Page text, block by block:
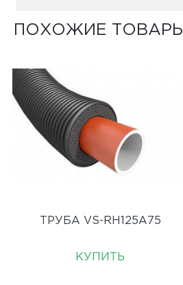
ПОХОЖИЕ ТОВАРЫ
ТРУБА VS-RH125A75
КУПИТЬ